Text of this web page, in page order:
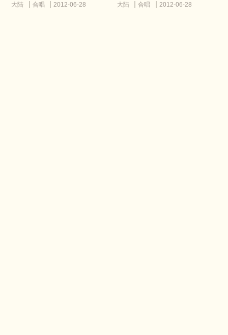
大陆 合唱 2012-06-28 大陆 合唱 2012-06-28